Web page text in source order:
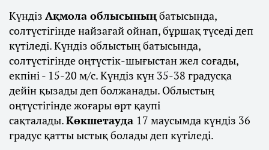
Күндіз Ақмола облысыныңбатысында,
солтүстігінде найзағай ойнап, бұршақ түседі деп
күтіледі. Күндіз облыстың батысында,
солтүстігінде оңтүстік-шығыстан жел соғады,
екпіні - 15-20 м/с. Күндіз күн 35-38 градусқа
дейін қызады деп болжанады. Облыстың
оңтүстігінде жоғары өрт қаупі
сақталады.Көкшетауда 17 маусымда күндіз 36
градус қатты ыстық болады деп күтіледі.